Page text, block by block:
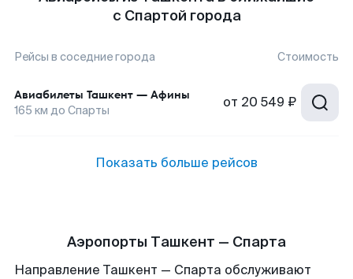
с Спартой города
Рейсы в соседние города Стоимость
Авиабилеты Ташкент — Афины
165 км до Спарты от 20 549 ₽
Показать больше рейсов
Аэропорты Ташкент — Спарта
Направление Ташкент — Спарта обслуживают